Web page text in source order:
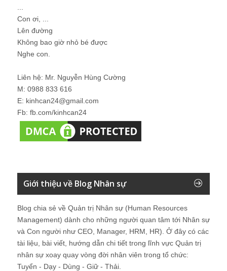
Con ơi, ...
Lên đường
Không bao giờ nhỏ bé được
Nghe con.
Liên hệ: Mr. Nguyễn Hùng Cường
M: 0988 833 616
E: kinhcan24@gmail.com
Fb: fb.com/kinhcan24
Giới thiệu về Blog Nhân sự
Blog chia sẻ về Quản trị Nhân sự (Human Resources
Management) dành cho những người quan tâm tới Nhân sự
và Con người như CEO, Manager, HRM, HR). Ở đây có các
tài liệu, bài viết, hướng dẫn chi tiết trong lĩnh vực Quản trị
nhân sự xoay quay vòng đời nhân viên trong tổ chức:
Tuyển - Dạy - Dùng - Giữ - Thải.